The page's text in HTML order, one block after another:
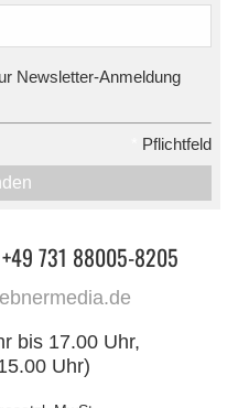
Newsletter-Anmeldung
Pflichtfeld
731 88005-8205
bis 17.00 Uhr,
Uhr)